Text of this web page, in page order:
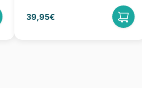
39,95€